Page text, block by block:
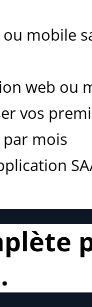
mobile
web ou
vos
mois
.